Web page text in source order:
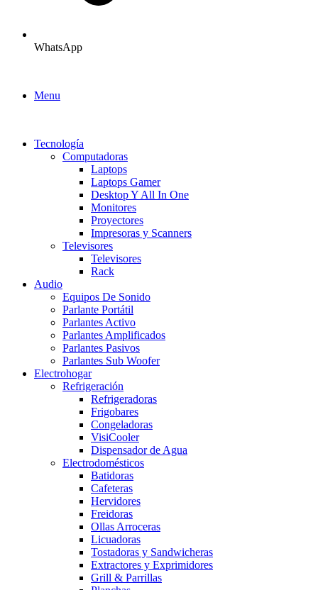
WhatsApp
Menu
Tecnología
Computadoras
Laptops
Laptops Gamer
Desktop Y All In One
Monitores
Proyectores
Impresoras y Scanners
Televisores
Televisores
Rack
Audio
Equipos De Sonido
Parlante Portátil
Parlantes Activo
Parlantes Amplificados
Parlantes Pasivos
Parlantes Sub Woofer
Electrohogar
Refrigeración
Refrigeradoras
Frigobares
Congeladoras
VisiCooler
Dispensador de Agua
Electrodomésticos
Batidoras
Cafeteras
Hervidores
Freidoras
Ollas Arroceras
Licuadoras
Tostadoras y Sandwicheras
Extractores y Exprimidores
Grill & Parrillas